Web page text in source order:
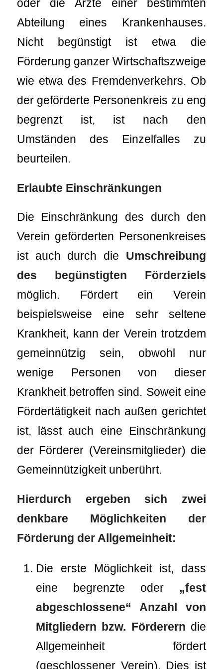
oder die Ärzte einer bestimmten
Abteilung eines Krankenhauses.
Nicht begünstigt ist etwa die
Förderung ganzer Wirtschaftszweige
wie etwa des Fremdenverkehrs. Ob
der geförderte Personenkreis zu eng
begrenzt ist, ist nach den
Umständen des Einzelfalles zu
beurteilen.
Erlaubte Einschränkungen
Die Einschränkung des durch den
Verein geförderten Personenkreises
ist auch durch die Umschreibung
des begünstigten Förderziels
möglich. Fördert ein Verein
beispielsweise eine sehr seltene
Krankheit, kann der Verein trotzdem
gemeinnützig sein, obwohl nur
wenige Personen von dieser
Krankheit betroffen sind. Soweit eine
Fördertätigkeit nach außen gerichtet
ist, lässt auch eine Einschränkung
der Förderer (Vereinsmitglieder) die
Gemeinnützigkeit unberührt.
Hierdurch ergeben sich zwei
denkbare Möglichkeiten der
Förderung der Allgemeinheit:
Die erste Möglichkeit ist, dass
eine begrenzte oder „fest
abgeschlossene“ Anzahl von
Mitgliedern bzw. Förderern die
Allgemeinheit fördert
(geschlossener Verein). Dies ist